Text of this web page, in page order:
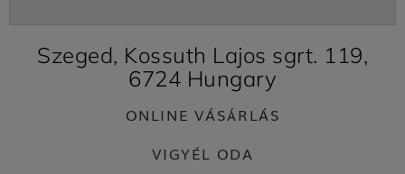
Szeged, Kossuth Lajos sgrt. 119,
6724 Hungary
ONLINE VÁSÁRLÁS
VIGYÉL ODA